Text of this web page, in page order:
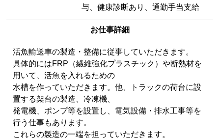
与、健康診断あり、通勤手当支給
お仕事詳細
活魚輸送車の製造・整備に従事していただきます。
具体的にはFRP（繊維強化プラスチック）や断熱材を
用いて、活魚を入れるための
水槽を作っていただきます。他、トラックの荷台に設
置する架台の製造、冷凍機、
発電機、ポンプ等を設置し、電気設備・排水工事等を
行う仕事もあります。
これらの製造の一端を担っていただきます。